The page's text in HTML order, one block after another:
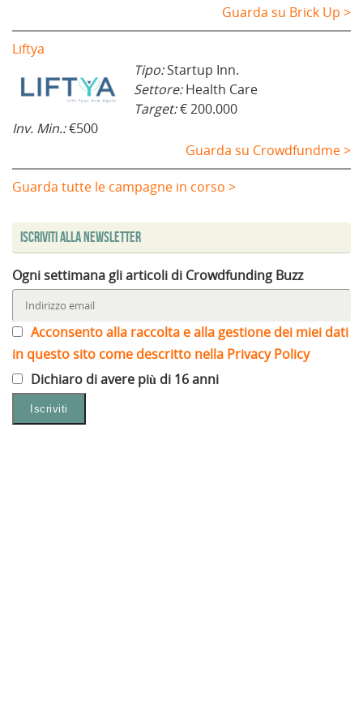
Guarda su Brick Up >
Liftya
Tipo:Startup Inn.
Settore:Health Care
Target:€ 200.000
Inv. Min.:€500
Guarda su Crowdfundme >
Guarda tutte le campagne in corso >
Iscriviti alla Newsletter
Ogni settimana gli articoli di Crowdfunding Buzz
Acconsento alla raccolta e alla gestione dei miei dati
in questo sito come descritto nella Privacy Policy
Dichiaro di avere più di 16 anni